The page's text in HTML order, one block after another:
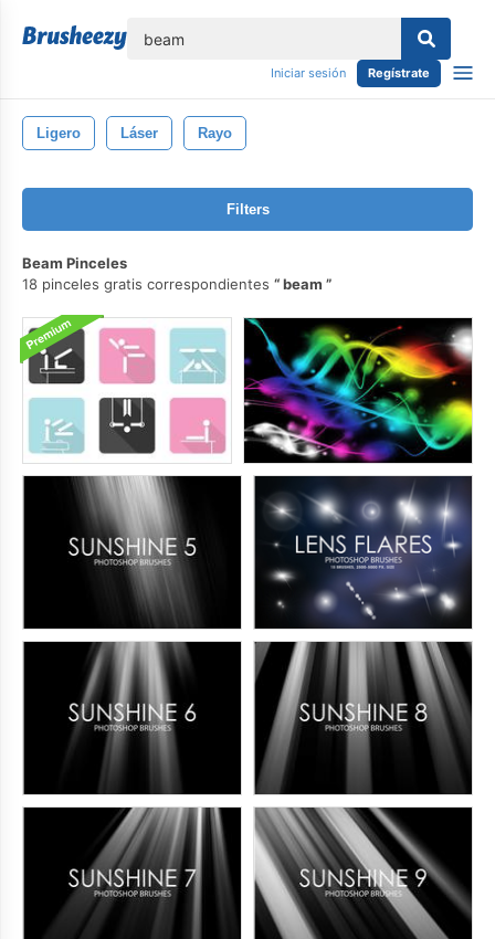
Iniciar sesión Regístrate
Ligero Láser Rayo
Filters
Beam Pinceles
18 pinceles gratis correspondientes
beam